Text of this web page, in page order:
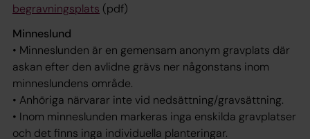
begravningsplats (pdf)
Minneslund
• Minneslunden är en gemensam anonym gravplats där
askan efter den avlidne grävs ner någonstans inom
minneslundens område.
• Anhöriga närvarar inte vid nedsättning/gravsättning.
• Inom minneslunden markeras inga enskilda gravplatser
och det finns inga individuella planteringar.